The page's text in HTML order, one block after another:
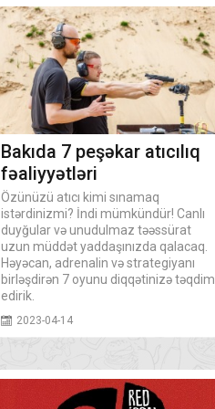
Bakıda 7 peşəkar atıcılıq
fəaliyyətləri
Özünüzü atıcı kimi sınamaq
istərdinizmi? İndi mümkündür! Canlı
duyğular və unudulmaz təəssürat
uzun müddət yaddaşınızda qalacaq.
Həyəcan, adrenalin və strategiyanı
birləşdirən 7 oyunu diqqətinizə təqdim
edirik.
2023-04-14